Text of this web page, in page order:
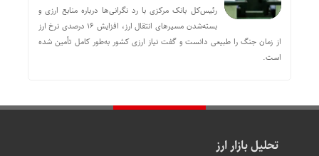
رئیس‌کل بانک مرکزی با رد نگرانی‌ها درباره منابع ارزی و
بسته‌شدن مسیرهای انتقال ارز، افزایش ۱۶ درصدی نرخ ارز
از زمان جنگ را طبیعی دانست و گفت نیاز ارزی کشور به‌طور کامل تأمین شده
است.
تحلیل بازار ارز